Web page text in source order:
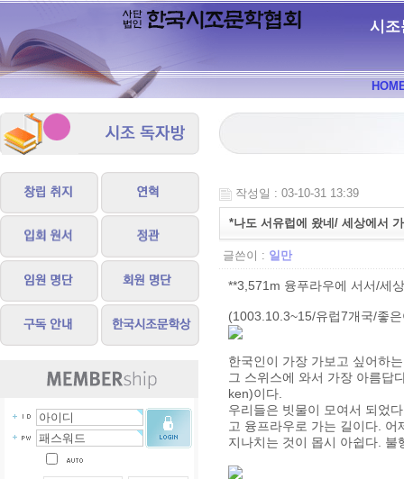
시조
작성일 : 03-10-31 13:39
*나도 서유럽에 왔네/ 세상에서
글쓴이 : 일만
**3,571m 융푸라우에 서서/세
(1003.10.3~15/유럽7개국/좋
한국인이 가장 가보고 싶어하
그 스위스에 와서 가장 아름답
ken)이다.
우리들은 빗물이 모여서 되었
고 융프라우로 가는 길이다.
지나치는 것이 몹시 아쉽다.